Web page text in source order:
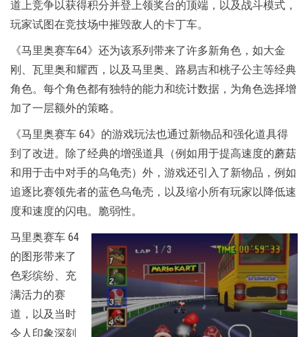
道上竞争以获得积分并登上领奖台的顶端，以及战斗模式，
玩家试图在竞技场中摧毁敌人的卡丁车。
《马里奥赛车64》还为该系列带来了许多新角色，如大金
刚、瓦里奥和耀西，以及马里奥、路易吉和桃子公主等经典
角色。每个角色都有独特的能力和统计数据，为角色选择增
加了一层额外的策略。
《马里奥赛车 64》的游戏玩法也通过新物品和强化道具得
到了改进。除了经典的增强道具（例如用于提高速度的蘑菇
和用于击中对手的乌龟壳）外，游戏还引入了新物品，例如
追逐比赛领先者的蓝色乌龟壳，以及缩小所有玩家以降低速
度和速度的闪电。脆弱性。
马里奥赛车 64
的图形带来了
色彩缤纷、充
满活力的赛
道，以及当时
令人印象深刻